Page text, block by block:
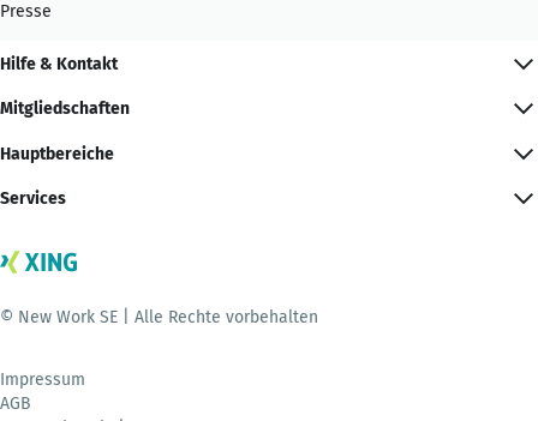
Presse
Hilfe & Kontakt
Mitgliedschaften
Hauptbereiche
Services
© New Work SE | Alle Rechte vorbehalten
Impressum
AGB